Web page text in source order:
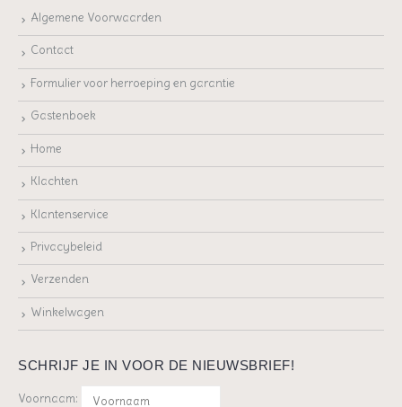
Algemene Voorwaarden
Contact
Formulier voor herroeping en garantie
Gastenboek
Home
Klachten
Klantenservice
Privacybeleid
Verzenden
Winkelwagen
SCHRIJF JE IN VOOR DE NIEUWSBRIEF!
Voornaam: